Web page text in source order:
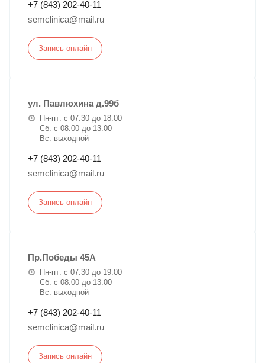
+7 (843) 202-40-11
semclinica@mail.ru
Запись онлайн
ул. Павлюхина д.99б
Пн-пт: с 07:30 до 18.00
Сб: с 08:00 до 13.00
Вс: выходной
+7 (843) 202-40-11
semclinica@mail.ru
Запись онлайн
Пр.Победы 45А
Пн-пт: с 07:30 до 19.00
Сб: с 08:00 до 13.00
Вс: выходной
+7 (843) 202-40-11
semclinica@mail.ru
Запись онлайн